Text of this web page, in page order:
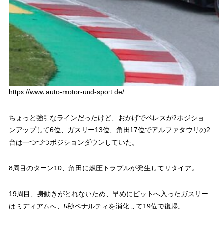
https://www.auto-motor-und-sport.de/
ちょっと強引なラインだったけど、おかげでペレスが2ポジショ
ンアップして6位、ガスリー13位、角田17位でアルファタウリの2
台は一つづつポジションダウンしていた。
8周目のターン10、角田に燃圧トラブルが発生してリタイア。
19周目、身動きがとれないため、早めにピットへ入ったガスリー
はミディアムへ、5秒ペナルティを消化して19位で復帰。